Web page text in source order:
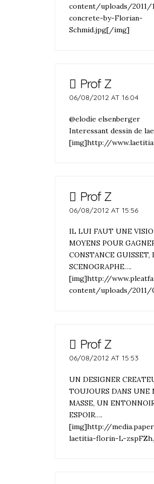
content/uploads/
concrete-by-Florian-
Schmid.jpg[/img]
Prof Z
06/08/2012 AT 16:04
@elodie elsenberger
Interessant dessin de
[img]http://
Prof Z
06/08/2012 AT 15:56
IL LUI FAUT UNE
MOYENS POUR
CONSTANCE GUISSET,
SCENOGRAPHE….
[img]http://
content/uploads/
Prof Z
06/08/2012 AT 15:53
UN DESIGNER
TOUJOURS DANS UNE
MASSE, UN
ESPOIR….
[img]http://
laetitia-florin-L-